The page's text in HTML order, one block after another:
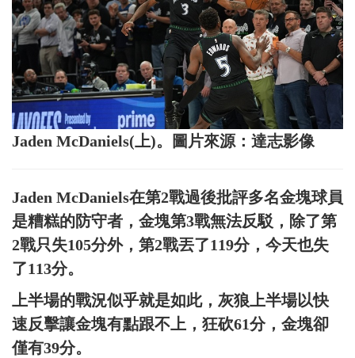
Jaden McDaniels(上)。圖片來源：達志影像
Jaden McDaniels在第2戰過後批評多名金塊球員
是糟糕的防守者，金塊第3戰無法反駁，除了第
2戰只失105分外，第2戰丟了119分，今天也失
了113分。
上半場的戰況似乎就是如此，灰狼上半場以快
速反擊讓金塊有點跟不上，狂砍61分，金塊卻
僅有39分。